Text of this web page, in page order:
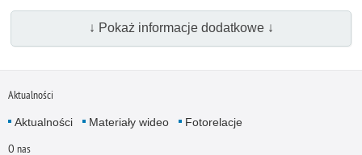
↓ Pokaż informacje dodatkowe ↓
Aktualności
Aktualności Materiały wideo Fotorelacje
O nas